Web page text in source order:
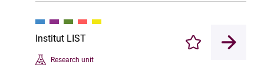
Institut LIST
Research unit
Enregistrer